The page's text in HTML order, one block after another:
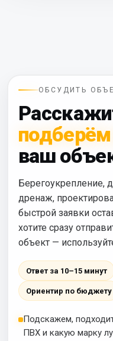
ОБСУДИТЬ
ваш
Берегоукрепление,
дренаж,
быстрой заявки
хотите сразу
объект —
Ответ за 10–15 минут
Ориентир по бюджету
Подскажем,
ПВХ и какую марку